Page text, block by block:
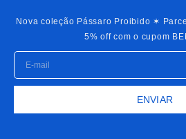
Nova coleção Pássaro Proibido ✶
5% off com o cupom
ENVIAR